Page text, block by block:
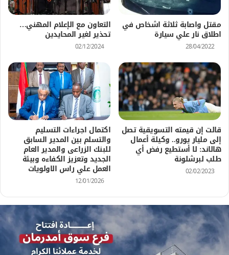
مقتل واصابة ثلاثة اشخاص في
اطلاق نار علي سيارة
28/04/2022
التعاون مع الإعلام المهني…
تحذير لغير المحايدين
02/12/2024
قالت إن قيمته التسويقية تصل
إلى مليار يورو.. وكيلة أعمال
هالاند: لا أستطيع رفض أي
طلب لبرشلونة
02/02/2023
اكتمال اجراءات التسليم
والتسلم بين المدير السابق
للبنك الزراعى والمدير العام
الجديد وتعزيز الكفاءه وبيئة
العمل علي راس الاولويات
12/01/2026